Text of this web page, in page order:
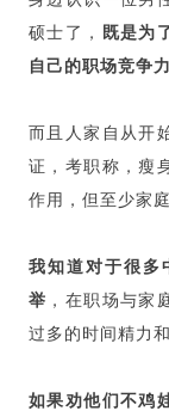
硕士了，
既是为
自己的职场竞争力
而且人家自从开
证，考职称，瘦
作用，但至少家
我知道对于很多
举 ，在职场与家
过多的时间精力
如果劝他们不鸡